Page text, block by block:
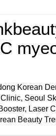
Korean
Seoul
Laser
Beauty